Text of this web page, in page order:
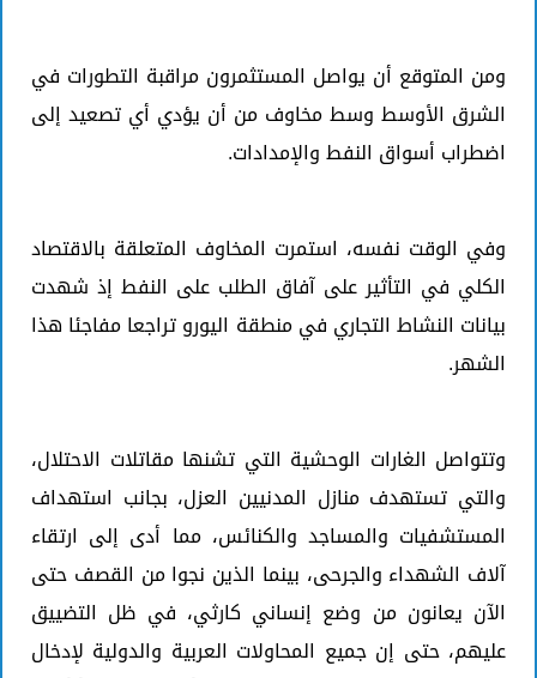
ومن المتوقع أن يواصل المستثمرون مراقبة التطورات في
الشرق الأوسط وسط مخاوف من أن يؤدي أي تصعيد إلى
اضطراب أسواق النفط والإمدادات.
وفي الوقت نفسه، استمرت المخاوف المتعلقة بالاقتصاد
الكلي في التأثير على آفاق الطلب على النفط إذ شهدت
بيانات النشاط التجاري في منطقة اليورو تراجعا مفاجئا هذا
الشهر.
وتتواصل الغارات الوحشية التي تشنها مقاتلات الاحتلال،
والتي تستهدف منازل المدنيين العزل، بجانب استهداف
المستشفيات والمساجد والكنائس، مما أدى إلى ارتقاء
آلاف الشهداء والجرحى، بينما الذين نجوا من القصف حتى
الآن يعانون من وضع إنساني كارثي، في ظل التضييق
عليهم، حتى إن جميع المحاولات العربية والدولية لإدخال